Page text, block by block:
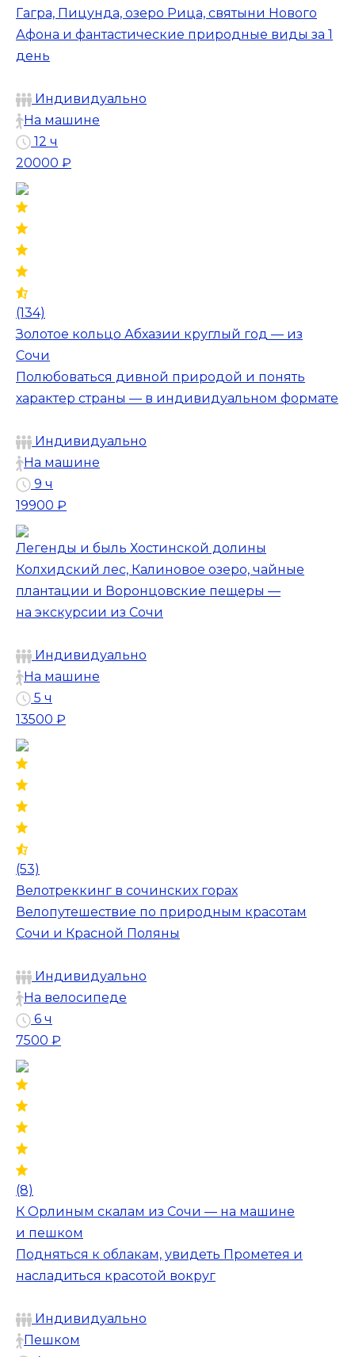
Гагра, Пицунда, озеро Рица, святыни Нового
Афона и фантастические природные виды за 1
день
Индивидуально
На машине
12 ч
20000 ₽
(134)
Золотое кольцо Абхазии круглый год — из
Сочи
Полюбоваться дивной природой и понять
характер страны — в индивидуальном формате
Индивидуально
На машине
9 ч
19900 ₽
Легенды и быль Хостинской долины
Колхидский лес, Калиновое озеро, чайные
плантации и Воронцовские пещеры —
на экскурсии из Сочи
Индивидуально
На машине
5 ч
13500 ₽
(53)
Велотреккинг в сочинских горах
Велопутешествие по природным красотам
Сочи и Красной Поляны
Индивидуально
На велосипеде
6 ч
7500 ₽
(8)
К Орлиным скалам из Сочи — на машине
и пешком
Подняться к облакам, увидеть Прометея и
насладиться красотой вокруг
Индивидуально
Пешком